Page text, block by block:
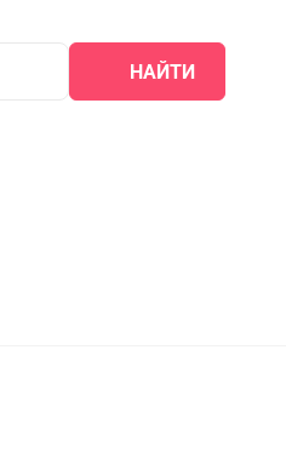
НАЙТИ